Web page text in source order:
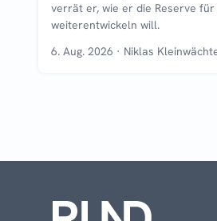
verrät er, wie er die Reserve
weiterentwickeln will.
6. Aug. 2026 · Niklas